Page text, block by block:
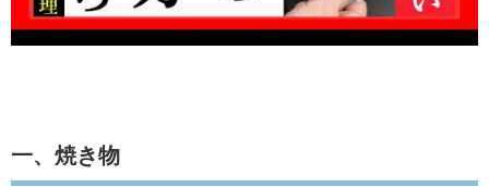
一、焼き物